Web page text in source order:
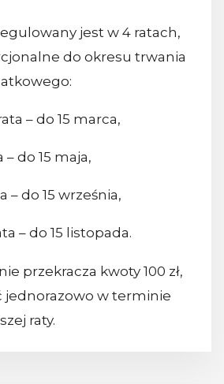
jest w 4 ratach,
do okresu trwania
– do 15 marca,
do 15 maja,
– do 15 września,
– do 15 listopada.
przekracza kwoty 100 zł,
jednorazowo w terminie
raty.